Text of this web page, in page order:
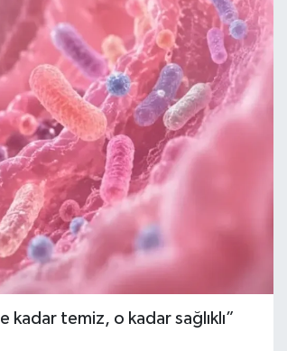
kadar temiz, o kadar sağlıklı”